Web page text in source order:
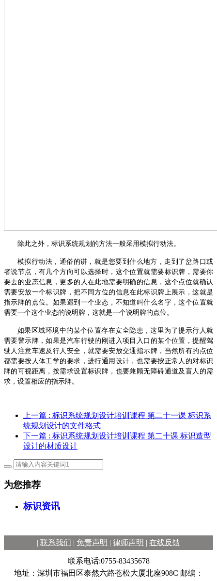
除此之外，标识系统规划的方法一般采用模拟行动法。
模拟行动法，通俗的讲，就是您要到什么地方，走到了岔路口或
者说节点，有几个方向可以选择时，这个位置就需要标识牌，需要你
要去的业态信息，更多的人在此地需要明确的信息，这个点位就确认
需要安放一个标识牌，把不同方位的信息在此标识牌上展示，这就是
指示牌的点位。如果遇到一个业态，不知道叫什么名字，这个位置就
需要一个这个业态的说明牌，这就是一个说明牌的点位。
如果区域环境中的某个位置存在安全隐患，这里为了提示行人就
需要警示牌，如果是汽车行驶的刚进入项目入口的某个位置，提醒驾
驶人注意车速及行人安全，就需要安放交通指示牌，当然所有的点位
都需要按人体工学的要求，进行通用设计，也需要按正常人的对标识
牌的可视距离，按需求设置标识牌，也要兼顾无障碍通道及盲人的需
求，设置相应的指示牌。
上一篇 : 标识系统规划设计培训课程 第二十一课 标识系
统规划设计的文件格式
下一篇 : 标识系统规划设计培训课程 第二十课 标识造型
设计的材质设计
为您推荐
标识资讯
| 联系我们 | 免责声明 | 律师声明 | 在线反馈
联系电话:0755-83435678
地址：深圳市福田区泰然六路苍松大厦北座908C 邮编：